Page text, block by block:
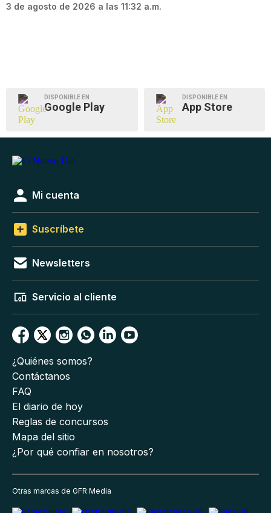
3 de agosto de 2026 a las 11:32 a.m.
DISPONIBLE EN
Google Play
DISPONIBLE EN
App Store
Mi cuenta
Suscríbete
Newsletters
Servicio al cliente
¿Quiénes somos?
Contáctanos
FAQ
El diario de hoy
Reglas de concursos
Mapa del sitio
¿Por qué confiar en nosotros?
Otras marcas de GFR Media